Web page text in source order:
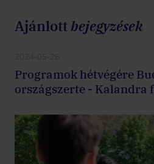
Ajánlottbejegyzések
Programok hétvégére
országszerte - Kalandra